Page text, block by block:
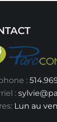
:
:
Lun au